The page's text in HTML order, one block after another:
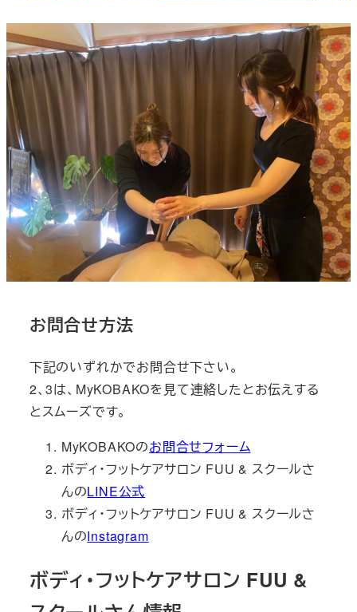
お問合せ方法
下記のいずれかでお問合せ下さい。
2、3は、MyKOBAKOを見て連絡したとお伝えする
とスムーズです。
MyKOBAKOのお問合せフォーム
ボディ・フットケアサロン FUU & スクールさ
んのLINE公式
ボディ・フットケアサロン FUU & スクールさ
んのInstagram
ボディ・フットケアサロン FUU &